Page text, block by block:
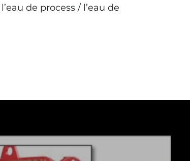
de process / l’eau de